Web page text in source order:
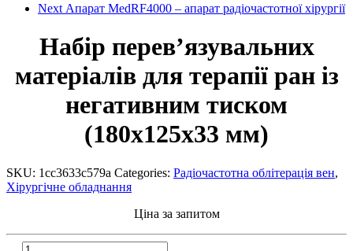
Next Апарат MedRF4000 – апарат радіочастотної хірургії
Набір перев’язувальних
матеріалів для терапії ран із
негативним тиском
(180x125x33 мм)
SKU: 1cc3633c579a Categories: Радіочастотна облітерація вен,
Хірургічне обладнання
Ціна за запитом
Набір